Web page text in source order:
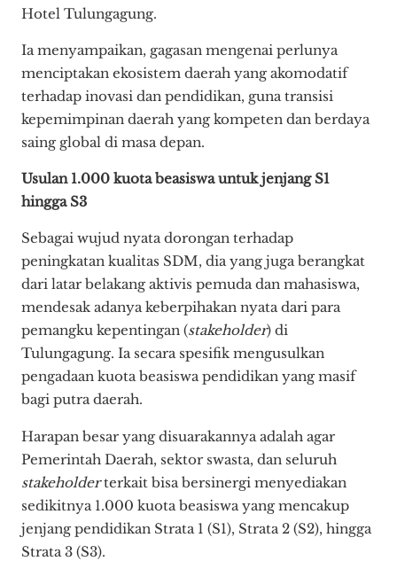
Hotel Tulungagung.
Ia menyampaikan, gagasan mengenai perlunya
menciptakan ekosistem daerah yang akomodatif
terhadap inovasi dan pendidikan, guna transisi
kepemimpinan daerah yang kompeten dan berdaya
saing global di masa depan.
Usulan 1.000 kuota beasiswa untuk jenjang S1
hingga S3
Sebagai wujud nyata dorongan terhadap
peningkatan kualitas SDM, dia yang juga berangkat
dari latar belakang aktivis pemuda dan mahasiswa,
mendesak adanya keberpihakan nyata dari para
pemangku kepentingan (stakeholder) di
Tulungagung. Ia secara spesifik mengusulkan
pengadaan kuota beasiswa pendidikan yang masif
bagi putra daerah.
Harapan besar yang disuarakannya adalah agar
Pemerintah Daerah, sektor swasta, dan seluruh
stakeholderterkait bisa bersinergi menyediakan
sedikitnya 1.000 kuota beasiswa yang mencakup
jenjang pendidikan Strata 1 (S1), Strata 2 (S2), hingga
Strata 3 (S3).